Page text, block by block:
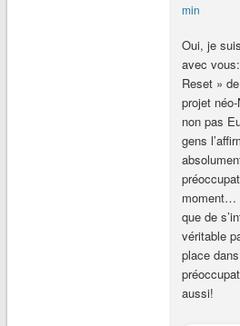
min
Oui, je
avec
Reset »
projet
non pas
gens
moment…
que de
véritable
place
aussi!